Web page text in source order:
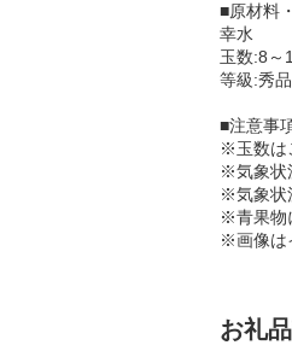
■原材料
幸水
玉数:8～
等級:秀品
■注意事
※玉数は
※気象状
※気象状
※青果物
※画像は
お礼